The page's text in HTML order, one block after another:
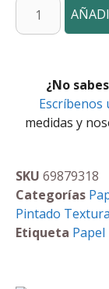
¿No
Escríbenos
medidas y
SKU 69879318
Categorías
Pintado Textura
Etiqueta